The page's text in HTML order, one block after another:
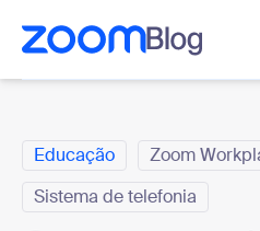
principal
chat de ajuda
Educação
Zoom
Sistema de telefonia